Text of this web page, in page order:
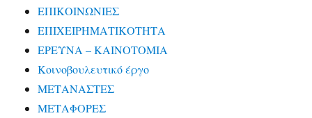
ΕΠΙΚΟΙΝΩΝΙΕΣ
ΕΠΙΧΕΙΡΗΜΑΤΙΚΟΤΗΤΑ
ΕΡΕΥΝΑ – ΚΑΙΝΟΤΟΜΙΑ
Κοινοβουλευτικό έργο
ΜΕΤΑΝΑΣΤΕΣ
ΜΕΤΑΦΟΡΕΣ